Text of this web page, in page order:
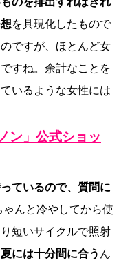
を具現化したもので
ですが、ほとんど女
すね。余計なことを
いるような女性には
ン」公式ショッ
ているので、質問に
んと冷やしてから使
短いサイクルで照射
には十分間に合う ん